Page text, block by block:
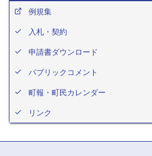
例規集
入札・契約
申請書ダウンロード
パブリックコメント
町報・町民カレンダー
リンク